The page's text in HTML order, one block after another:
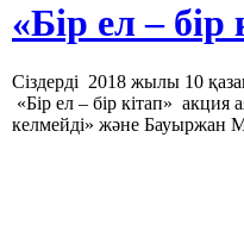
«Бір ел – бір
Сіздерді 2018 жылы 10
«Бір ел – бір кітап»
келмейді» және Бауыржан